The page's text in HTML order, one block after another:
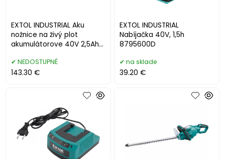
EXTOL INDUSTRIAL Aku
nožnice na živý plot
akumulátorove 40V 2,5Ah
NEDOSTUPNÉ
143.30 €
EXTOL INDUSTRIAL
Nabíjačka 40V, 1,5h
8795600D
na sklade
39.20 €